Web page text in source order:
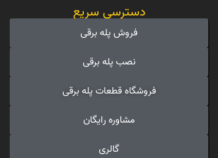
دسترسی سریع
فروش پله برقی
نصب پله برقی
فروشگاه قطعات پله برقی
مشاوره رایگان
گالری